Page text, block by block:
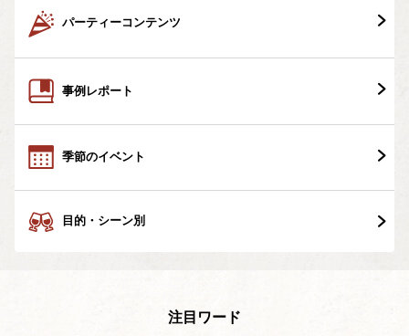
パーティーコンテンツ
事例レポート
季節のイベント
目的・シーン別
注目ワード